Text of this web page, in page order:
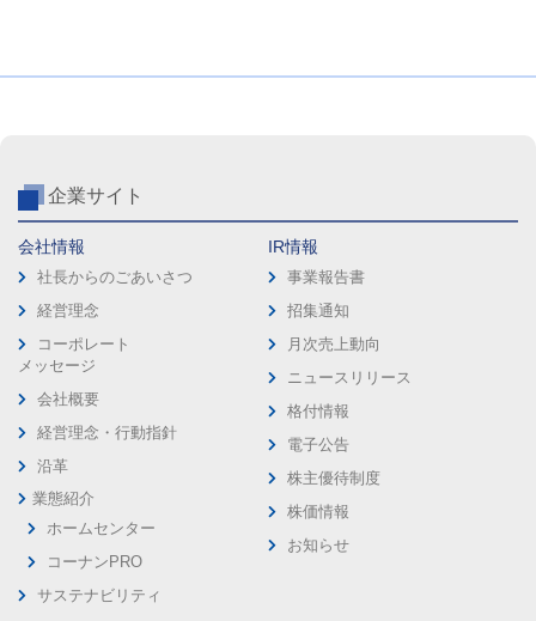
企業サイト
会社情報
社長からのごあいさつ
経営理念
コーポレート
メッセージ
会社概要
経営理念・行動指針
沿革
業態紹介
ホームセンター
コーナンPRO
サステナビリティ
IR情報
事業報告書
招集通知
月次売上動向
ニュースリリース
格付情報
電子公告
株主優待制度
株価情報
お知らせ